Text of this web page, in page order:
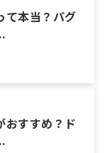
て本当？パグ
おすすめ？ド